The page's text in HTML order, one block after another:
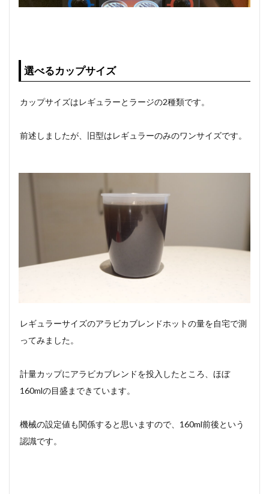
選べるカップサイズ
カップサイズはレギュラーとラージの2種類です。
前述しましたが、旧型はレギュラーのみのワンサイズです。
レギュラーサイズのアラビカブレンドホットの量を自宅で測
ってみました。
計量カップにアラビカブレンドを投入したところ、ほぼ
160mlの目盛まできています。
機械の設定値も関係すると思いますので、160ml前後という
認識です。